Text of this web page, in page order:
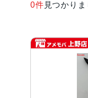
0件 見つかりま